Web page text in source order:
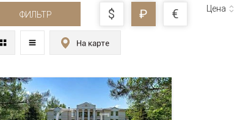
ФИЛЬТР $ ₽ € Цена